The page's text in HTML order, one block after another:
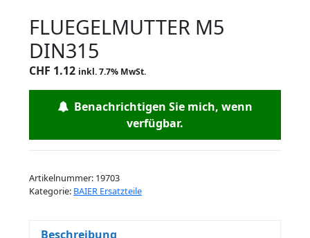
FLUEGELMUTTER M5
DIN315
CHF 1.12 inkl. 7.7% MwSt.
Benachrichtigen Sie mich, wenn
verfügbar.
Artikelnummer: 19703
Kategorie: BAIER Ersatzteile
Beschreibung